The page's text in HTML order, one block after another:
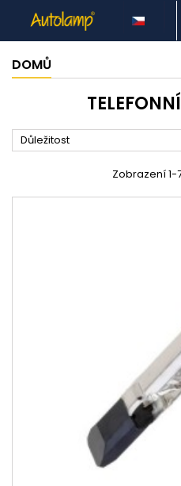
DOMŮ
Důležitost
Zobrazení 1-